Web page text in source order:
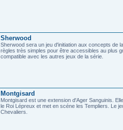
Sherwood
Sherwood sera un jeu d'initiation aux concepts
règles très simples pour être accessibles au plus
compatible avec les autres jeux de la série.
Montgisard
Montgisard est une extension d'Ager Sanguinis.
le Roi Lépreux et met en scéne les Templiers. Le
Chevaliers.